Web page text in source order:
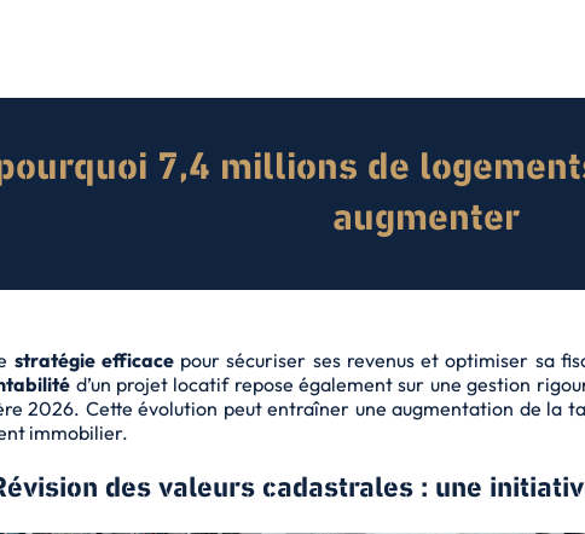
7,4 millions de
augmenter
stratégie efficacepoursécuriser ses revenuset optimiser sa
d’un projet locatif repose également sur une gestion
2026. Cette évolution peut entraîner une augmentation de la
immobilier.
des valeurs cadastrales : une